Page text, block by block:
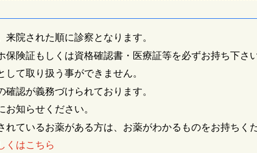
院された順に診察となります。
保険証もしくは資格確認書・医療証等を必ずお持ち下さ
て取り扱う事ができません。
認が義務づけられております。
知らせください。
ているお薬がある方は、 お薬がわかるものをお持ちく
くはこちら